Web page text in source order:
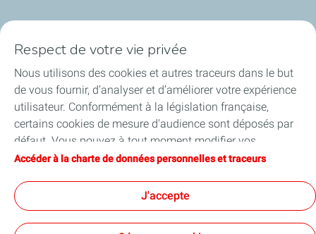
Certificats d'économies d'énergie
Nos partenaires
Collaborer avec TotalEnergies
Accessibilité
Respect de votre vie privée
Nous utilisons des cookies et autres traceurs dans le but
de vous fournir, d’analyser et d’améliorer votre expérience
utilisateur. Conformément à la législation française,
certains cookies de mesure d'audience sont déposés par
défaut. Vous pouvez à tout moment modifier vos
paramètres de cookies en cliquant sur le bouton « Gérer
vous acceptez le dépôt de l’ensemble des cookies. Dans le
cas où vous cliquez sur « Je refuse », seuls les cookies
techniques nécessaires au bon fonctionnement du site
Accéder à la charte de données personnelles et traceurs
J'accepte